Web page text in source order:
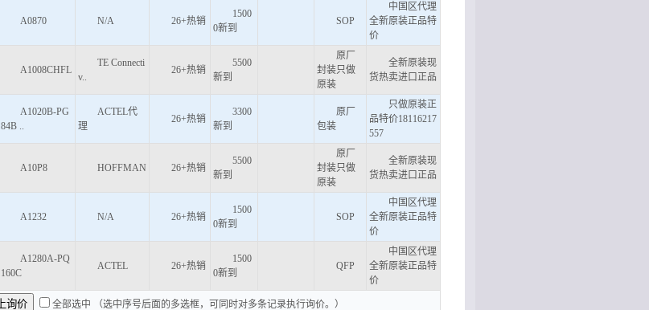
A0870 N/A 26+热销
1500
0新到
SOP
中国区代理
全新原装正品特
价
A1008CHFL
TE Connecti
v..
26+热销
5500
新到
原厂
封装只做
原装
全新原装现
货热卖进口正品
A1020B-PG
84B ..
ACTEL代
理
26+热销
3300
新到
原厂
包装
只做原装正
品特价18116217
557
A10P8 HOFFMAN 26+热销
5500
新到
原厂
封装只做
原装
全新原装现
货热卖进口正品
A1232 N/A 26+热销
1500
0新到
SOP
中国区代理
全新原装正品特
价
A1280A-PQ
160C
ACTEL 26+热销
1500
0新到
QFP
中国区代理
全新原装正品特
价
全部选中 （选中序号后面的多选框，可同时对多条记录执行询价。）